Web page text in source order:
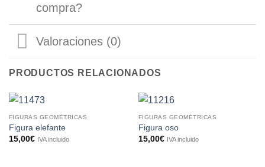
compra?
Valoraciones (0)
PRODUCTOS RELACIONADOS
FIGURAS GEOMÉTRICAS
Figura elefante
15,00€ IVA incluido
FIGURAS GEOMÉTRICAS
Figura oso
15,00€ IVA incluido